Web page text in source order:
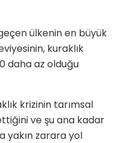
ülkenin en büyük
kuraklık
daha az olduğu
krizinin tarımsal
ve şu ana kadar
yakın zarara yol